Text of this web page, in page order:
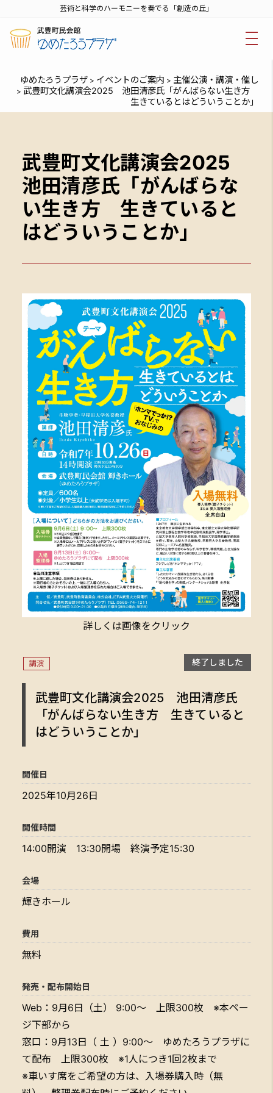
芸術と科学のハーモニーを奏でる「創造の丘」
ゆめたろうプラザ > イベントのご案内 > 主催公演・講演・催し
> 武豊町文化講演会2025 池田清彦氏「がんばらない生き方
生きているとはどういうことか」
武豊町文化講演会2025
池田清彦氏「がんばらな
い生き方 生きていると
はどういうことか」
詳しくは画像をクリック
講演 終了しました
武豊町文化講演会2025 池田清彦氏
「がんばらない生き方 生きていると
はどういうことか」
開催日
2025年10月26日
開催時間
14:00開演 13:30開場 終演予定15:30
会場
輝きホール
費用
無料
発売・配布開始日
Web：9月6日（土） 9:00～ 上限300枚 ※本ペー
ジ下部から
窓口：9月13日（ 土 ）9:00～ ゆめたろうプラザに
て配布 上限300枚 ※1人につき1回2枚まで
※車いす席をご希望の方は、入場券購入時（無